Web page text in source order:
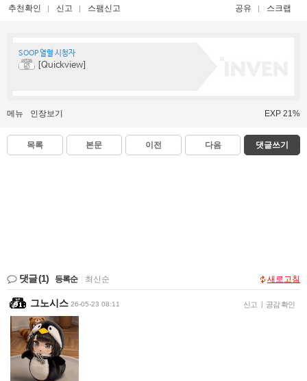
추천확인 신고 스팸신고 공유 스크랩
SOOP 열혈 시청자
[Quickview]
메뉴 인장보기 EXP 21%
목록 본문 이전 다음 댓글쓰기
댓글(1) 등록순 최신순 새로고침
그노시스 26-05-23 08:11 신고 | 공감 확인